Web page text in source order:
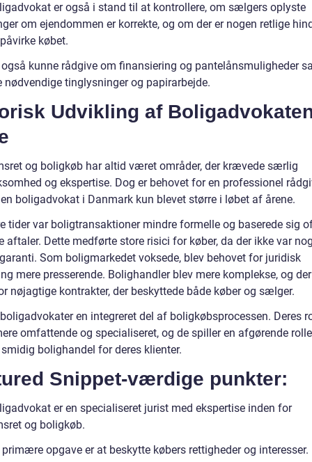
er også i stand til at kontrollere, om sælgers oplyste
om ejendommen er korrekte, og om der er nogen retlige
købet.
kunne rådgive om finansiering og pantelånsmuligheder
nødvendige tinglysninger og papirarbejde.
Udvikling af
og boligkøb har altid været områder, der krævede særlig
og ekspertise. Dog er behovet for en professionel
boligadvokat i Danmark kun blevet større i løbet af årene.
tider var boligtransaktioner mindre formelle og baserede sig
aftaler. Dette medførte store risici for køber, da der ikke var
Som boligmarkedet voksede, blev behovet for juridisk
mere presserende. Bolighandler blev mere komplekse, og
nøjagtige kontrakter, der beskyttede både køber og sælger.
en integreret del af boligkøbsprocessen. Deres
omfattende og specialiseret, og de spiller en afgørende
bolighandel for deres klienter.
Snippet-værdige punkter:
er en specialiseret jurist med ekspertise inden for
og boligkøb.
opgave er at beskytte købers rettigheder og interesser.